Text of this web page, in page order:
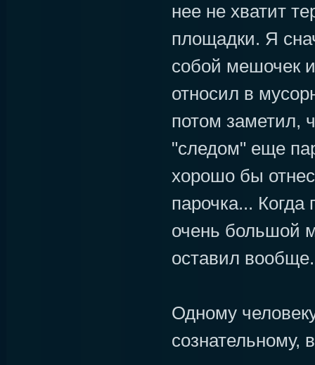
нее не хватит
площадки. Я
собой мешочек
относил в
потом заметил,
"следом" еще
хорошо бы
парочка... Когда
очень большой
оставил вообще.
Одному
сознательному,